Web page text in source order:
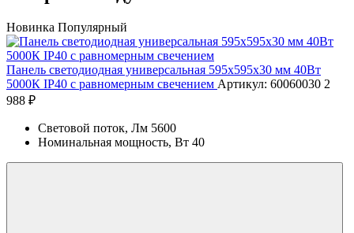
Новинка Популярный
Панель светодиодная универсальная 595х595х30 мм 40Вт
5000К IP40 с равномерным свечением Артикул: 60060030 2
988 ₽
Световой поток, Лм 5600
Номинальная мощность, Вт 40